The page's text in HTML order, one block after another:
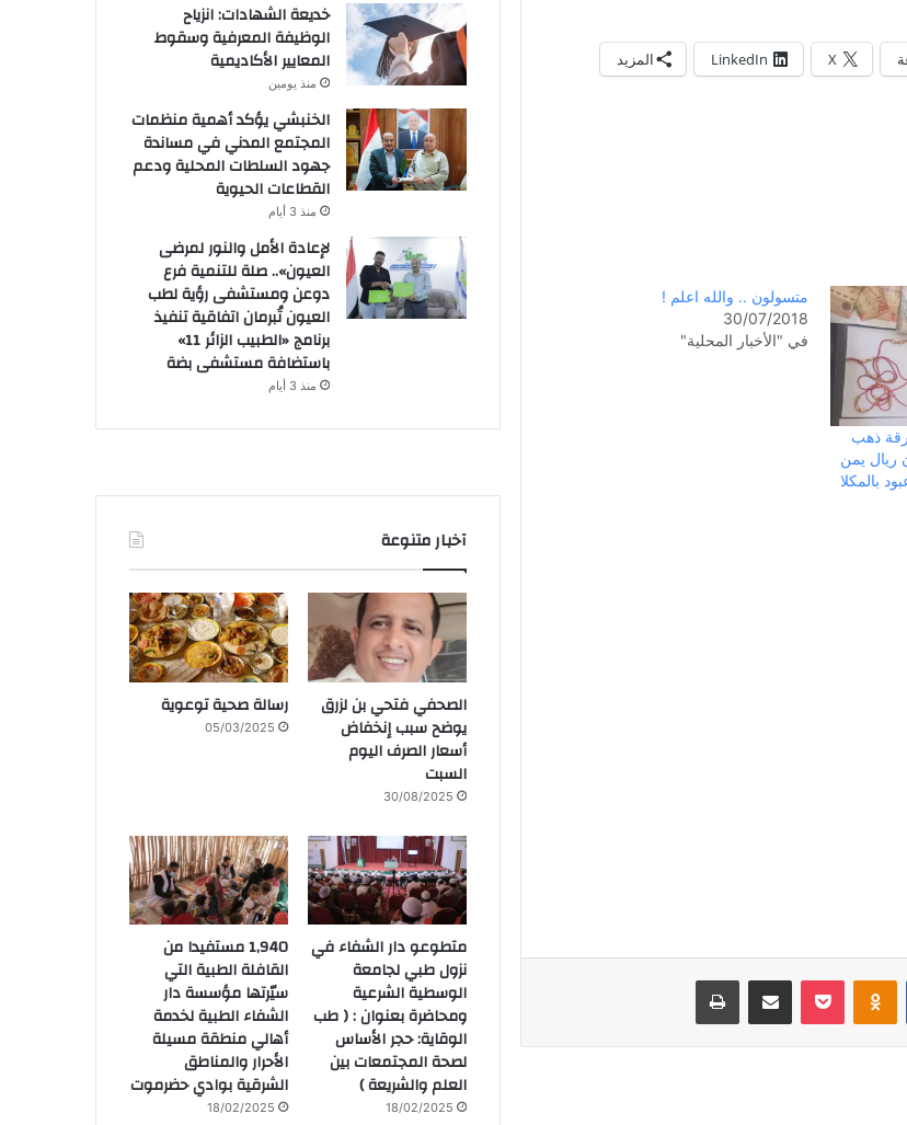
X
LinkedIn المزيد
ذهب
بـ 20مليون ريال يمن
بالمكلا
متسولون .. والله اعلم !
30/07/2018
في "الأخبار المحلية"
خديعة الشهادات: انزياح
الوظيفة المعرفية وسقوط
المعايير الأكاديمية
منذ يومين
الخنبشي يؤكد أهمية منظمات
المجتمع المدني في مساندة
جهود السلطات المحلية ودعم
القطاعات الحيوية
منذ 3 أيام
لإعادة الأمل والنور لمرضى
العيون».. صلة للتنمية فرع
دوعن ومستشفى رؤية لطب
العيون تُبرمان اتفاقية تنفيذ
برنامج «الطبيب الزائر 11»
باستضافة مستشفى بضة
منذ 3 أيام
آخبار متنوعة
الصحفي فتحي بن لزرق
يوضح سبب إنخفاض
أسعار الصرف اليوم
السبت
30/08/2025
رسالة صحية توعوية
05/03/2025
متطوعو دار الشفاء في
نزول طبي لجامعة
الوسطية الشرعية
ومحاضرة بعنوان : ( طب
الوقاية: حجر الأساس
لصحة المجتمعات بين
العلم والشريعة )
18/02/2025
1,940 مستفيدا من
القافلة الطبية التي
سيّرتها مؤسسة دار
الشفاء الطبية لخدمة
أهالي منطقة مسيلة
الأحرار والمناطق
الشرقية بوادي حضرموت
18/02/2025